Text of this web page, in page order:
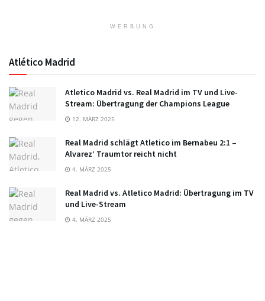
WERBUNG
Atlético Madrid
Atletico Madrid vs. Real Madrid im TV und Live-
Stream: Übertragung der Champions League
12. MÄRZ 2025
Real Madrid schlägt Atletico im Bernabeu 2:1 –
Alvarez‘ Traumtor reicht nicht
4. MÄRZ 2025
Real Madrid vs. Atletico Madrid: Übertragung im TV
und Live-Stream
4. MÄRZ 2025